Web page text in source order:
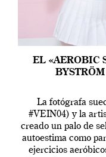
EL «AEROBIC
La fotógrafa
#VEIN04) y la
creado un palo de
autoestima como
ejercicios